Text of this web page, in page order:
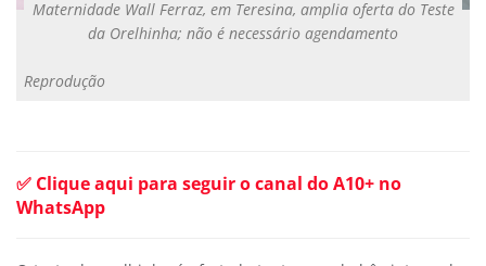
Maternidade Wall Ferraz, em Teresina, amplia oferta do Teste
da Orelhinha; não é necessário agendamento
Reprodução
✅ Clique aqui para seguir o canal do A10+ no
WhatsApp